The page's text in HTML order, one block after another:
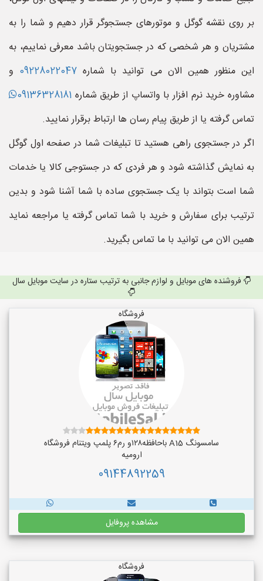
بر روی نقشه گوگل و موتورهای جستجوگر قرار دهیم و شما را به
مشتریان و هر شخصی که در جستجویتان باشد معرفی نماییم، به
این منظور همین الان می توانید با شماره 09228022047 و
مشاوره خرید نرم افزار با واتساپ از طریق شماره 09136328181
تماس گرفته یا از طریق پیام رسان ها ارتباط برقرار نمایید.
اگر در جستجوی راهی هستید تا تبلیغات شما در صفحه اول گوگل
به نمایش گذاشته شود و هر فردی که در جستوجی کالا یا خدمات
شما است بتواند با یک جستجوی ساده با شما آشنا شود و بدین
ترتیب برای سفارش و خرید با شما تماس گرفته یا مراجعه نماید
همین الان می توانید با ما تماس بگیرید.
فروشنده های موبایل و لوازم جانبی به ترتیب ستاره در سایت موبایل سال
فروشگاه
سامسونگ A15 باحافظه۱۲۸و رم۶ پلمپ ویتنام فروشگاه
ارومیه
09144892259
مشاهده پروفایل
فروشگاه